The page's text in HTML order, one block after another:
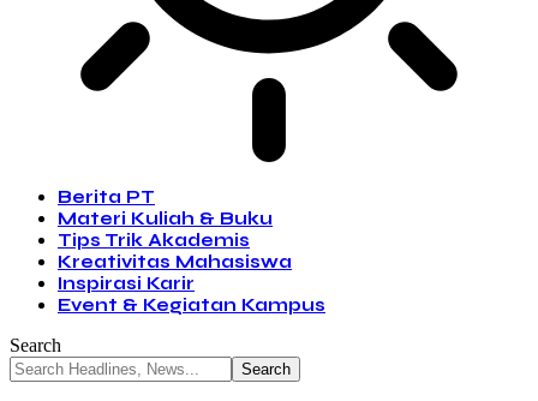
Berita PT
Materi Kuliah & Buku
Tips Trik Akademis
Kreativitas Mahasiswa
Inspirasi Karir
Event & Kegiatan Kampus
Search